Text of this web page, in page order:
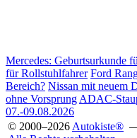
Mercedes: Geburtsurkunde
für Rollstuhlfahrer Ford
Bereich? Nissan mit neuem
ohne Vorsprung ADAC-
07.-09.08.2026
© 2000–2026 Autokiste®